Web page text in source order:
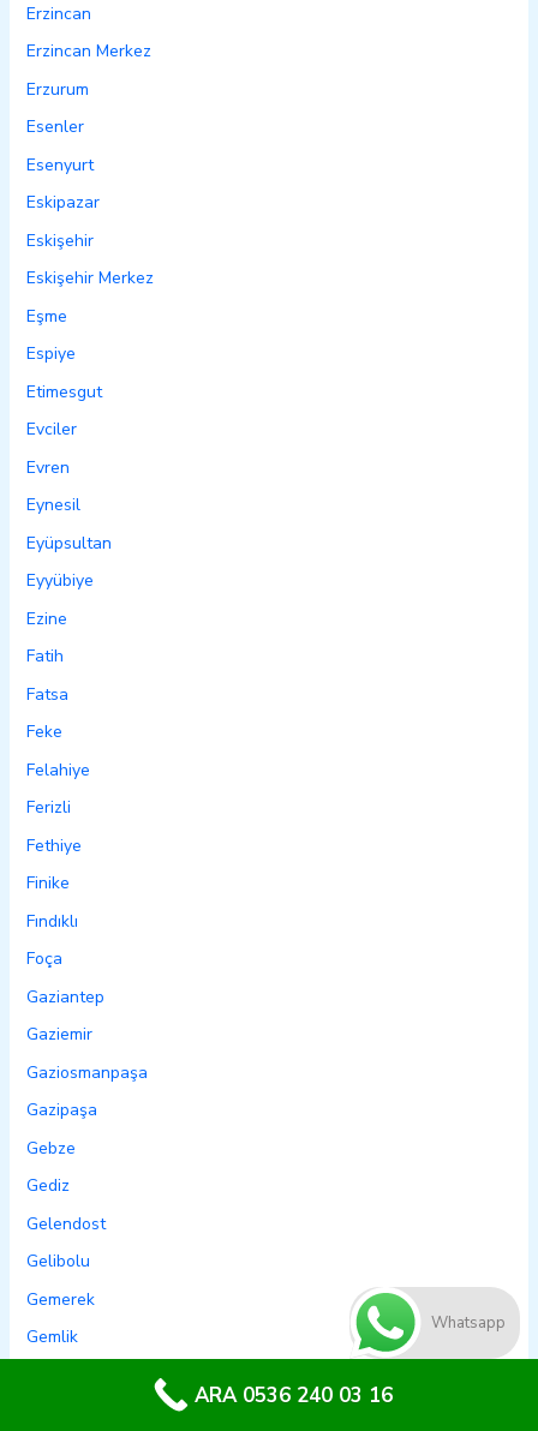
Erzincan
Erzincan Merkez
Erzurum
Esenler
Esenyurt
Eskipazar
Eskişehir
Eskişehir Merkez
Eşme
Espiye
Etimesgut
Evciler
Evren
Eynesil
Eyüpsultan
Eyyübiye
Ezine
Fatih
Fatsa
Feke
Felahiye
Ferizli
Fethiye
Finike
Fındıklı
Foça
Gaziantep
Gaziemir
Gaziosmanpaşa
Gazipaşa
Gebze
Gediz
Gelendost
Gelibolu
Gemerek
Gemlik
Whatsapp
ARA 0536 240 03 16